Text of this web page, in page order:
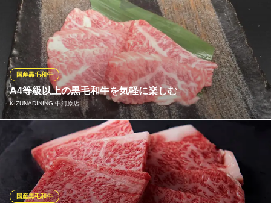
牛・豚・鶏肉はもちろん、お食事や一品料理などのサイドメニュ
ー、「味変」アイテムが楽める充実した食べ放題コースは、驚き
の制限時間「100分間」！！人気アイテム「元氣カルビ」をはじ
め、「5本の柱」など当店の売れ筋アイテムを揃えた食べ放題コー
スは3種類！各種宴会や食事会、女子会でも！お楽しみください！
食べ放題 元氣七輪焼肉 牛繁 府中駅前店
焼肉食べ放題飲み放題
京王線府中駅 徒歩3分
東京都府中市宮西町1-2-1 フラココ第6ビル2F
A4等級以上の黒毛和牛を気軽に楽しむ
KIZUNADINING 中河原店
国産黒毛和牛
芝浦から直接買い付け厳選された黒毛和牛を各種取り揃えており
ます。 入荷したばかりの新鮮な食材を気軽に楽しむことができま
KIZUNADINING 中河原店
国産黒毛和牛